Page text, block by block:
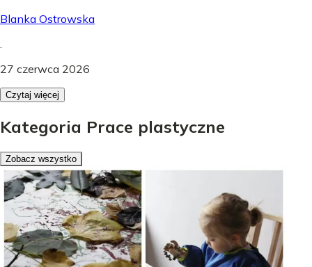
Blanka Ostrowska
.
27 czerwca 2026
Czytaj więcej
Kategoria Prace plastyczne
Zobacz wszystko